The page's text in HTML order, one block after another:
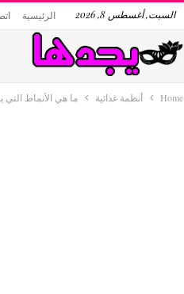
السبت, أغسطس 8, 2026 الرئيسية
Home أنظمة غذائية ما هي الأنماط التي